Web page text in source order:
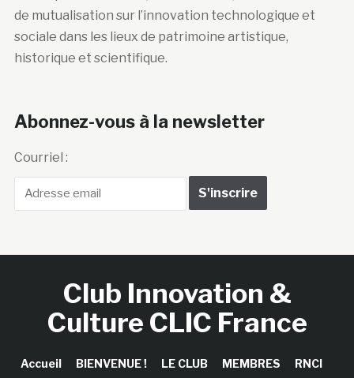
de mutualisation sur l’innovation technologique et
sociale dans les lieux de patrimoine artistique,
historique et scientifique.
Abonnez-vous à la newsletter
Courriel :
Club Innovation &
Culture CLIC France
Accueil BIENVENUE ! LE CLUB MEMBRES
RNCI